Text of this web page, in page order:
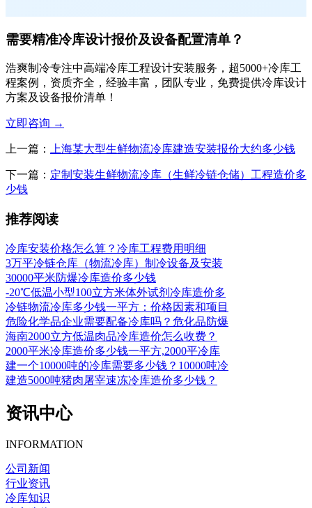
需要精准冷库设计报价及设备配置清单？
浩爽制冷专注中高端冷库工程设计安装服务，超5000+冷库工
程案例，资质齐全，经验丰富，团队专业，免费提供冷库设计
方案及设备报价清单！
立即咨询 →
上一篇： 上海某大型生鲜物流冷库建造安装报价大约多少钱
下一篇： 定制安装生鲜物流冷库（生鲜冷链仓储）工程造价多
少钱
推荐阅读
冷库安装价格怎么算？冷库工程费用明细
3万平冷链仓库（物流冷库）制冷设备及安装
30000平米防爆冷库造价多少钱
-20℃低温小型100立方米体外试剂冷库造价多
冷链物流冷库多少钱一平方：价格因素和项目
危险化学品企业需要配备冷库吗？危化品防爆
海南2000立方低温肉品冷库造价怎么收费？
2000平米冷库造价多少钱一平方,2000平冷库
建一个10000吨的冷库需要多少钱？10000吨冷
建造5000吨猪肉屠宰速冻冷库造价多少钱？
资讯中心
INFORMATION
公司新闻
行业资讯
冷库知识